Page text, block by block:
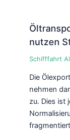
nutzen
Schifffahrt
Die
nehmen
zu. Dies ist